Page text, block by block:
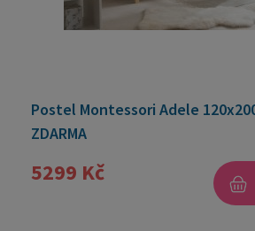
Postel Montessori Adele
ZDARMA
5299 Kč